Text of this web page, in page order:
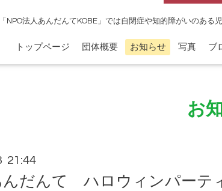
「NPO法人あんだんてKOBE」では自閉症や知的障がいのあ
トップページ 団体概要 お知らせ 写真 ブ
お
21:44
んだんて ハロウィンパーテ